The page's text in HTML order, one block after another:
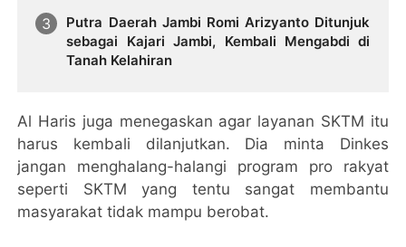
Putra Daerah Jambi Romi Arizyanto Ditunjuk
sebagai Kajari Jambi, Kembali Mengabdi di
Tanah Kelahiran
Al Haris juga menegaskan agar layanan SKTM itu
harus kembali dilanjutkan. Dia minta Dinkes
jangan menghalang-halangi program pro rakyat
seperti SKTM yang tentu sangat membantu
masyarakat tidak mampu berobat.